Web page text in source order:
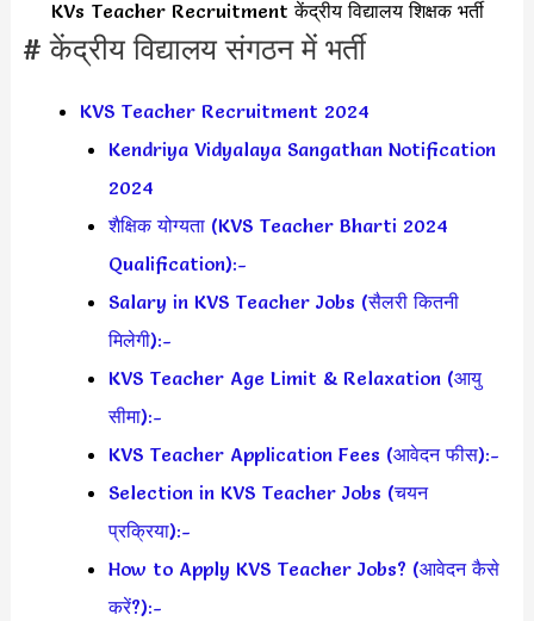
KVs Teacher Recruitment केंद्रीय विद्यालय शिक्षक भर्ती
# केंद्रीय विद्यालय संगठन में भर्ती
KVS Teacher Recruitment 2024
Kendriya Vidyalaya Sangathan Notification
2024
शैक्षिक योग्यता (KVS Teacher Bharti 2024
Qualification):-
Salary in KVS Teacher Jobs (सैलरी कितनी
मिलेगी):-
KVS Teacher Age Limit & Relaxation (आयु
सीमा):-
KVS Teacher Application Fees (आवेदन फीस):-
Selection in KVS Teacher Jobs (चयन
प्रक्रिया):-
How to Apply KVS Teacher Jobs? (आवेदन कैसे
करें?):-